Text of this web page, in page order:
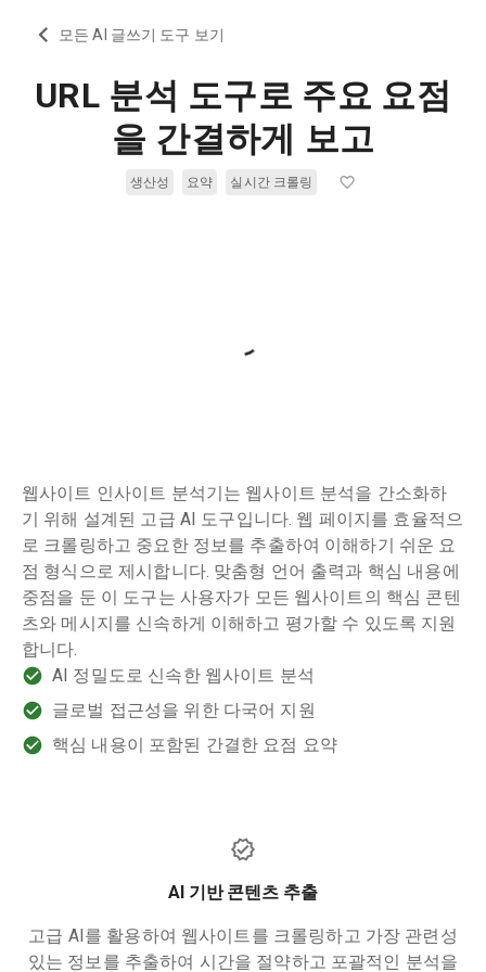
모든 AI 글쓰기 도구 보기
URL 분석 도구로 주요 요점
을 간결하게 보고
생산성 요약 실시간 크롤링
웹사이트 인사이트 분석기는 웹사이트 분석을 간소화하
기 위해 설계된 고급 AI 도구입니다. 웹 페이지를 효율적으
로 크롤링하고 중요한 정보를 추출하여 이해하기 쉬운 요
점 형식으로 제시합니다. 맞춤형 언어 출력과 핵심 내용에
중점을 둔 이 도구는 사용자가 모든 웹사이트의 핵심 콘텐
츠와 메시지를 신속하게 이해하고 평가할 수 있도록 지원
합니다.
AI 정밀도로 신속한 웹사이트 분석
글로벌 접근성을 위한 다국어 지원
핵심 내용이 포함된 간결한 요점 요약
AI 기반 콘텐츠 추출
고급 AI를 활용하여 웹사이트를 크롤링하고 가장 관련성
있는 정보를 추출하여 시간을 절약하고 포괄적인 분석을